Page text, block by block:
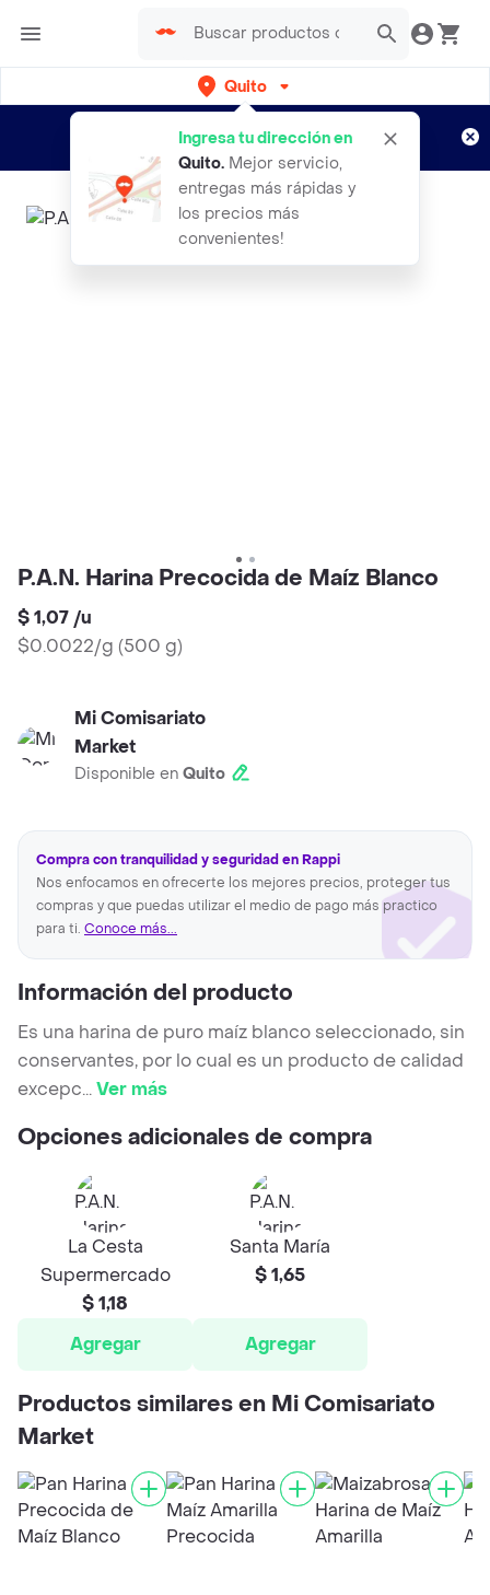
Quito
Ingresa tu dirección en
Quito. Mejor servicio,
entregas más rápidas y
los precios más
convenientes!
envíos gratis por semanas
Aplican TyC
P.A.N. Harina Precocida de Maíz Blanco
$ 1,07 /u
$0.0022/g (500 g)
Mi Comisariato
Market
Disponible en Quito
Compra con tranquilidad y seguridad en Rappi
Nos enfocamos en ofrecerte los mejores precios, proteger tus
compras y que puedas utilizar el medio de pago más practico
para ti. Conoce más...
Información del producto
Es una harina de puro maíz blanco seleccionado, sin
conservantes, por lo cual es un producto de calidad
excepc...Ver más
Opciones adicionales de compra
La Cesta
Supermercado
$ 1,18
Agregar
Santa María
$ 1,65
Agregar
Productos similares en Mi Comisariato
Market